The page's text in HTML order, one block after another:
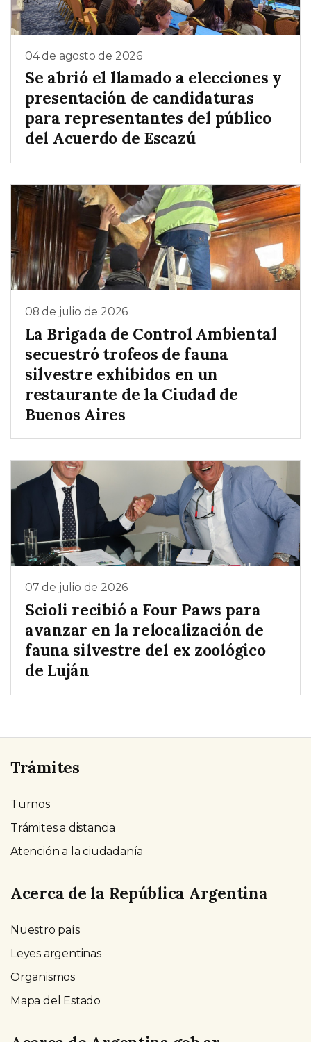
04 de agosto de 2026
Se abrió el llamado a elecciones y
presentación de candidaturas
para representantes del público
del Acuerdo de Escazú
08 de julio de 2026
La Brigada de Control Ambiental
secuestró trofeos de fauna
silvestre exhibidos en un
restaurante de la Ciudad de
Buenos Aires
07 de julio de 2026
Scioli recibió a Four Paws para
avanzar en la relocalización de
fauna silvestre del ex zoológico
de Luján
Trámites
Turnos
Trámites a distancia
Atención a la ciudadanía
Acerca de la República Argentina
Nuestro país
Leyes argentinas
Organismos
Mapa del Estado